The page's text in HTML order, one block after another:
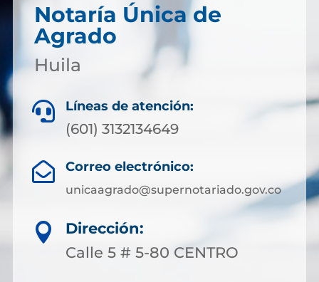
Notaría Única de
Agrado
Huila
 Líneas de atención:
(601) 3132134649
 Correo electrónico:
unicaagrado@supernotariado.gov.co

Dirección:
Calle 5 # 5-80 CENTRO